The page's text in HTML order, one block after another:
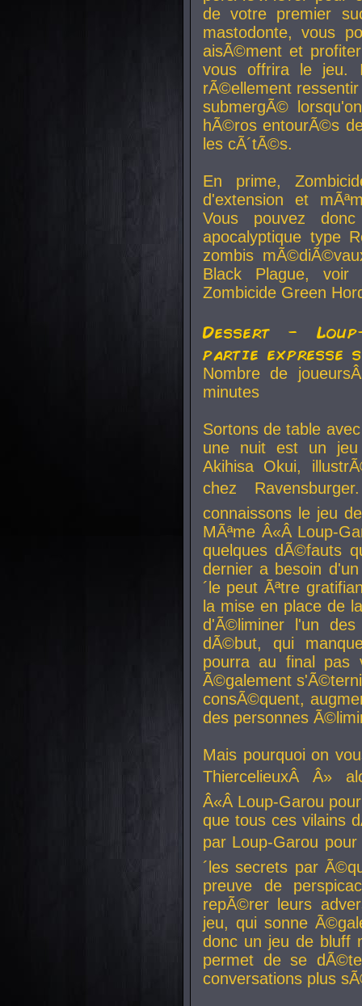
de votre premier
mastodonte, vous
aisÃ©ment et
vous offrira le jeu.
rÃ©ellement
submergÃ©
hÃ©ros entourÃ©s
les cÃ´tÃ©s.
En prime,
d'extension et
Vous pouvez
apocalyptique type
zombis
Black Plague,
Zombicide Green
Dessert -
partie expresse
Nombre de
minutes
Sortons de table
une nuit est un
Akihisa Okui,
chez
connaissons le jeu
MÃªme Â«Â Loup-
quelques dÃ©fauts
dernier a besoin
´le peut Ãªtre
la mise en place de
d'Ã©liminer l'un
dÃ©but, qui
pourra au final pas
Ã©galement
consÃ©quent,
des personnes
Mais pourquoi on
ThiercelieuxÂ Â»
Â«Â Loup-Garou
que tous ces vilains
par Loup-Garou
´les secrets par
preuve de
repÃ©rer leurs
jeu, qui sonne
donc un jeu de bluff
permet de se
conversations plus